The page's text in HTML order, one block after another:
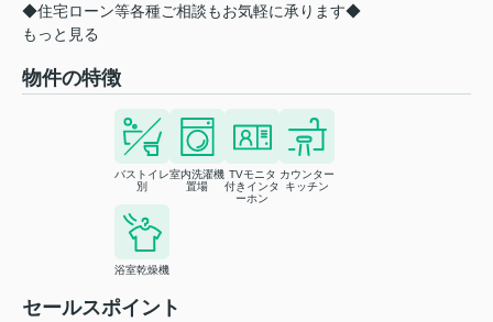
◆住宅ローン等各種ご相談もお気軽に承ります◆
もっと見る
物件の特徴
バストイレ
別
室内洗濯機
置場
TVモニタ
付きインタ
ーホン
カウンター
キッチン
浴室乾燥機
セールスポイント